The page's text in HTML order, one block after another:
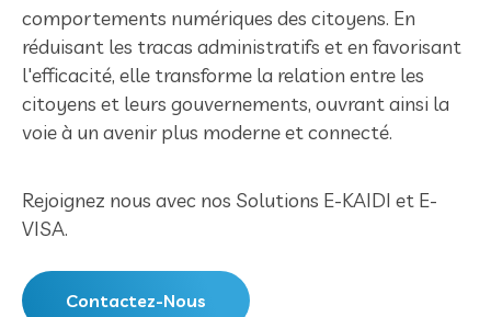
comportements numériques des citoyens. En
réduisant les tracas administratifs et en favorisant
l'efficacité, elle transforme la relation entre les
citoyens et leurs gouvernements, ouvrant ainsi la
voie à un avenir plus moderne et connecté.
Rejoignez nous avec nos Solutions E-KAIDI et E-
VISA.
Contactez-Nous